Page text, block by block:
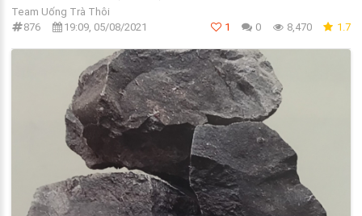
Team Uống Trà Thôi
876
19:09, 05/08/2021 1 0 8,470 1.7